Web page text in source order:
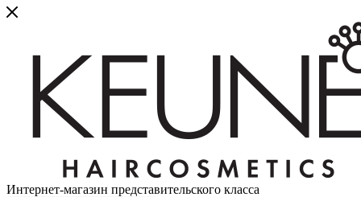
Интернет-магазин представительского класса